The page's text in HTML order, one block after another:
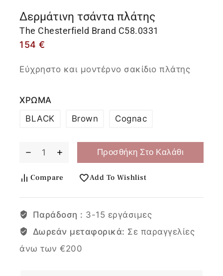
Δερμάτινη τσάντα πλάτης
The Chesterfield Brand C58.0331
154 €
Εύχρηστο και μοντέρνο σακίδιο πλάτης
ΧΡΩΜΑ
BLACK
Brown Cognac
Προσθήκη Στο Καλάθι
Compare Add To Wishlist
Παράδοση : 3-15 εργάσιμες
Δωρεάν μεταφορικά: Σε παραγγελίες
άνω των €200